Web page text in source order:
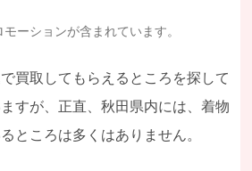
ーションが含まれています。
買取してもらえるところを探して
すが、正直、秋田県内には、着物
ところは多くはありません。